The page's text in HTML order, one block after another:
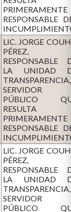
PRIMERAMENTE
RESPONSABLE
LIC. JORGE
PÉREZ,
RESPONSABLE
LA UNIDAD
TRANSPARENCIA,
SERVIDOR
PÚBLICO
RESULTA
PRIMERAMENTE
RESPONSABLE
LIC. JORGE
PÉREZ,
RESPONSABLE
LA UNIDAD
TRANSPARENCIA,
SERVIDOR
PÚBLICO